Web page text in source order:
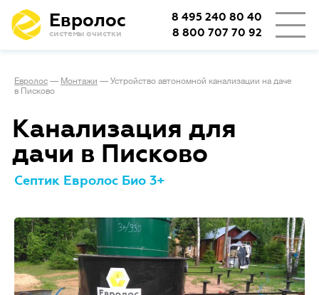
Евролос
системы очистки
8 495 240 80 40
8 800 707 70 92
Евролос — Монтажи — Устройство автономной канализации на даче
в Писково
Канализация для
дачи в Писково
Септик Евролос Био 3+